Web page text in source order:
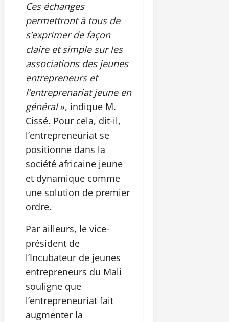
Ces échanges
permettront à tous de
s’exprimer de façon
claire et simple sur les
associations des jeunes
entrepreneurs et
l’entreprenariat jeune en
général», indique M.
Cissé. Pour cela, dit-il,
l’entrepreneuriat se
positionne dans la
société africaine jeune
et dynamique comme
une solution de premier
ordre.
Par ailleurs, le vice-
président de
l’Incubateur de jeunes
entrepreneurs du Mali
souligne que
l’entrepreneuriat fait
augmenter la